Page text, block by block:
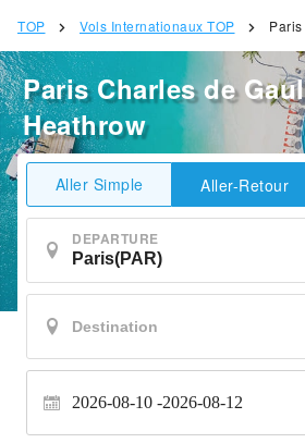
TOP Vols Internationaux TOP
Paris Charles de
Heathrow
Aller Simple Aller-Retour
DEPARTURE
2026-08-10 2026-08-12